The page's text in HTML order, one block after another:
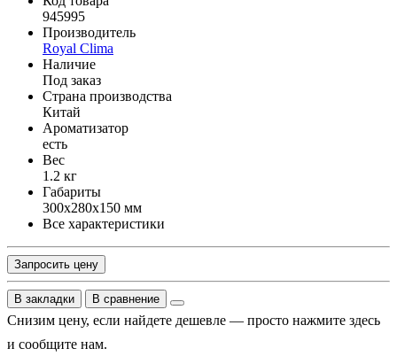
945995
Производитель
Royal Clima
Наличие
Под заказ
Страна производства
Китай
Ароматизатор
есть
Вес
1.2 кг
Габариты
300х280х150 мм
Все характеристики
Запросить цену
В закладки В сравнение
Снизим цену, если найдете дешевле — просто нажмите здесь
и сообщите нам.